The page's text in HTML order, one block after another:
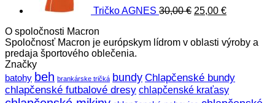
Tričko AGNES 30,00€ 25,00 €
O spoločnosti Macron
Spoločnosť Macron je európskym lídrom v oblasti výroby a
predaja športového oblečenia.
Značky
batohy beh brankárske tričká bundy Chlapčenské bundy
chlapčenské futbalové dresy chlapčenské kraťasy